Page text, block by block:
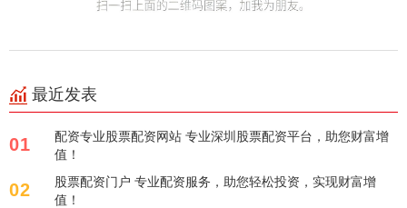
最近发表
01
配资专业股票配资网站 专业深圳股票配资平台，助您财富增
值！
02
股票配资门户 专业配资服务，助您轻松投资，实现财富增
值！